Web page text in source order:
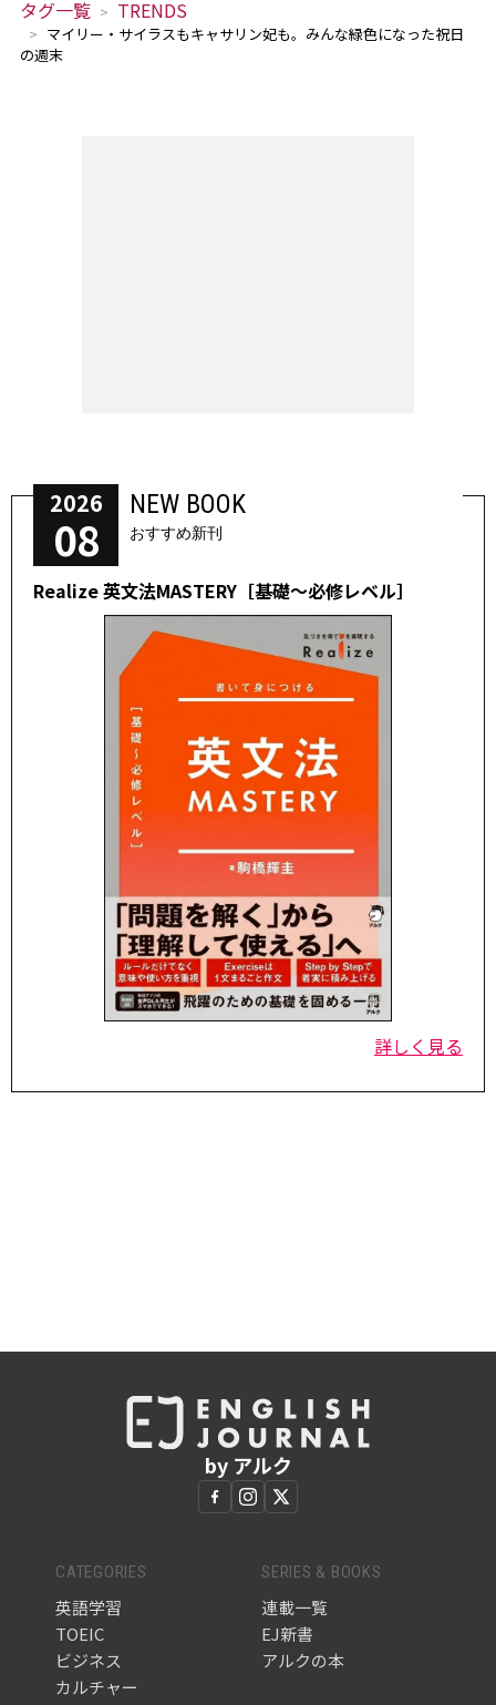
タグ一覧 TRENDS
マイリー・サイラスもキャサリン妃も。みんな緑色になった祝日
の週末
2026
08
NEW BOOK
おすすめ新刊
Realize 英文法MASTERY［基礎～必修レベル］
詳しく見る
by アルク
CATEGORIES
英語学習
TOEIC
ビジネス
カルチャー
SERIES & BOOKS
連載一覧
EJ新書
アルクの本